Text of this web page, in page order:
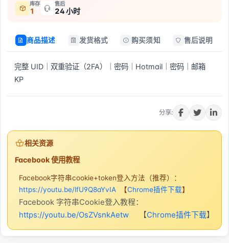
库存
1
售后
24 小时
商品描述 发货格式 购买须知 售后说明
完整 UID｜双重验证（2FA）｜密码｜Hotmail｜密码｜邮箱
KP
分享:
相关资源
Facebook 使用教程
Facebook字符串cookie+token登入方法（推荐）：
https://youtu.be/lfU9Q8aYvIA 【Chrome插件下载】
Facebook 字符串Cookie登入教程：
https://youtu.be/OsZVsnkAetw
【Chrome插件下载】